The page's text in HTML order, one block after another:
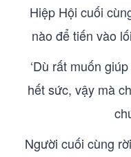
Hiệp Hội cuối
nào để tiến vào
‘Dù rất muốn
hết sức, vậy mà
Người cuối cùng